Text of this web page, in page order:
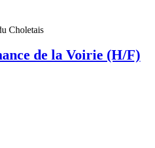
Choletais
de la Voirie (H/F)